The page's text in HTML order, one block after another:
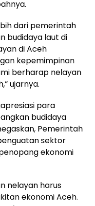
dari pemerintah
budidaya laut di
di Aceh
kepemimpinan
berharap nelayan
ujarnya.
para
budidaya
Pemerintah
sektor
ekonomi
nelayan harus
ekonomi Aceh.